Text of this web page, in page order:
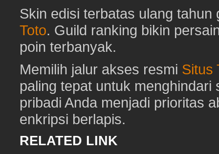
Skin edisi terbatas ulang
Toto. Guild ranking bikin
poin terbanyak.
Memilih jalur akses resmi Situs
paling tepat untuk
pribadi Anda menjadi prioritas
enkripsi berlapis.
RELATED LINK